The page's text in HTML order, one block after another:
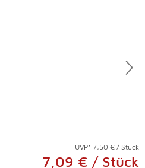
UVP* 7,50 € / Stück
7,09 € / Stück